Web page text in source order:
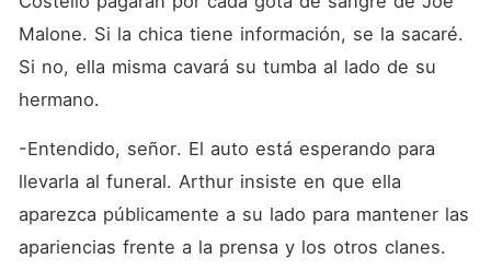
Malone. Si la chica tiene información, se la sacaré.
Si no, ella misma cavará su tumba al lado de su
hermano.
-Entendido, señor. El auto está esperando para
llevarla al funeral. Arthur insiste en que ella
aparezca públicamente a su lado para mantener las
apariencias frente a la prensa y los otros clanes.